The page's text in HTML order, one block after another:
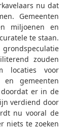
nu dat
Gemeenten
miljoenen en
te staan.
zouden
locaties voor
gemeenten
er in de
verdiend door
nu vooral de
niets te zoeken